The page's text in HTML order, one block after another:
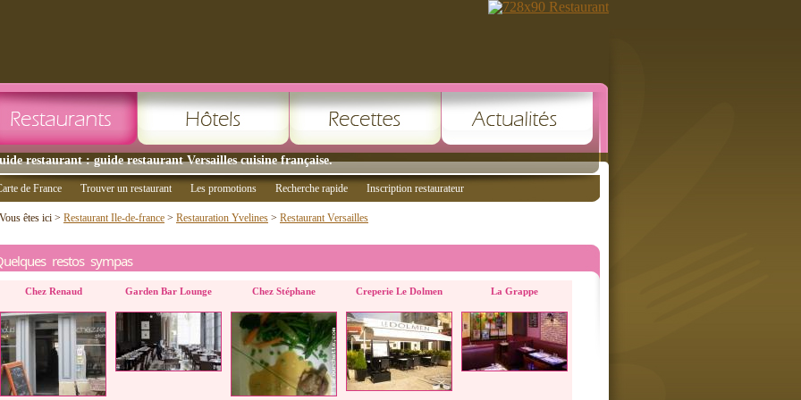
restaurant : guide restaurant Versailles cuisine française.
de France Trouver un restaurant Les promotions Recherche rapide Inscription restaurateur
Vous êtes ici > Restaurant Ile-de-france > Restauration Yvelines > Restaurant Versailles
restos sympas
Chez Renaud Garden Bar Lounge Chez Stéphane Creperie Le Dolmen La Grappe